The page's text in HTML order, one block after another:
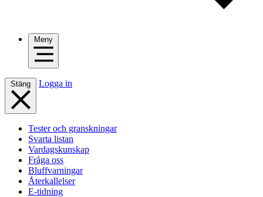
Meny
Stäng Logga in
Tester och granskningar
Svarta listan
Vardagskunskap
Fråga oss
Bluffvarningar
Återkallelser
E-tidning